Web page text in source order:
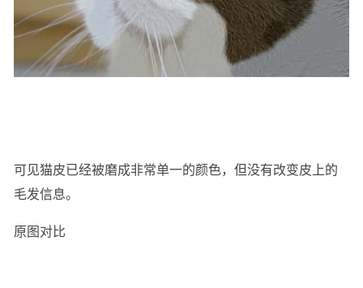
可见猫皮已经被磨成非常单一的颜色，但没有改变皮上的
毛发信息。
原图对比